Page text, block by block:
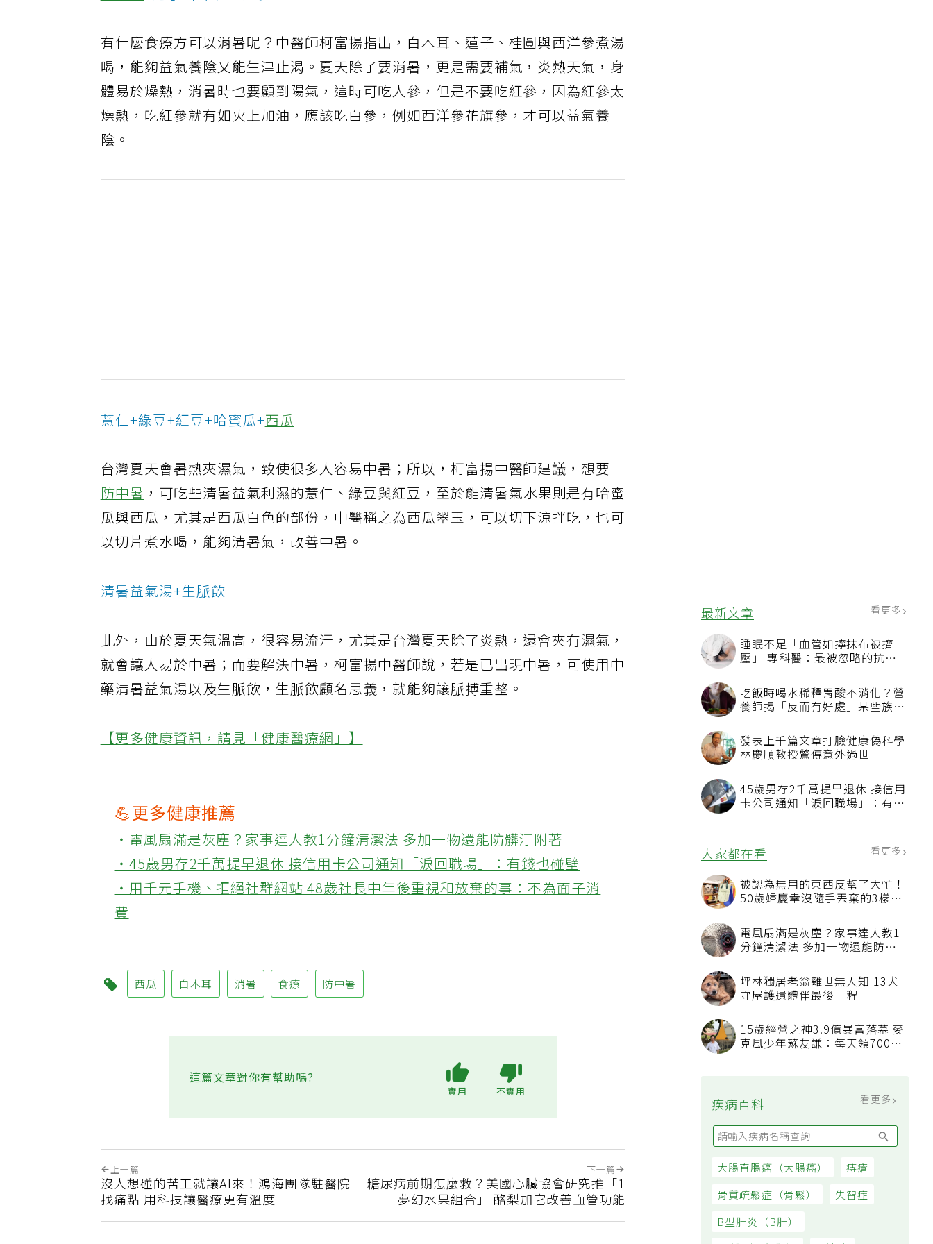
最新文章 看更多
睡眠不足「血管如擰抹布被擠
壓」 專科醫：最被忽略的抗老
吃飯時喝水稀釋胃酸不消化？營
養師揭「反而有好處」某些族群
發表上千篇文章打臉健康偽科學
林慶順教授驚傳意外過世
45歲男存2千萬提早退休 接信用
卡公司通知「淚回職場」：有錢
大家都在看
被認為無用的東西反幫了大忙！
50歲婦慶幸沒隨手丟棄的3樣物
電風扇滿是灰塵？家事達人教1
坪林獨居老翁離世無人知 13犬
守屋護遺體伴最後一程
15歲經營之神3.9億暴富落幕 麥
疾病百科
有什麼食療方可以消暑呢？中醫師柯富揚指出，白木耳、蓮子、桂圓與西洋參煮湯
喝，能夠益氣養陰又能生津止渴。夏天除了要消暑，更是需要補氣，炎熱天氣，身
體易於燥熱，消暑時也要顧到陽氣，這時可吃人參，但是不要吃紅參，因為紅參太
燥熱，吃紅參就有如火上加油，應該吃白參，例如西洋參花旗參，才可以益氣養
陰。
薏仁+綠豆+紅豆+哈蜜瓜+西瓜
台灣夏天會暑熱夾濕氣，致使很多人容易中暑；所以，柯富揚中醫師建議，想要
防中暑 ，可吃些清暑益氣利濕的薏仁、綠豆與紅豆，至於能清暑氣水果則是有哈蜜
瓜與西瓜，尤其是西瓜白色的部份，中醫稱之為西瓜翠玉，可以切下涼拌吃，也可
以切片煮水喝，能夠清暑氣，改善中暑。
清暑益氣湯+生脈飲
此外，由於夏天氣溫高，很容易流汗，尤其是台灣夏天除了炎熱，還會夾有濕氣，
就會讓人易於中暑；而要解決中暑，柯富揚中醫師說，若是已出現中暑，可使用中
藥清暑益氣湯以及生脈飲，生脈飲顧名思義，就能夠讓脈搏重整。
【更多健康資訊，請見「健康醫療網」】
💪更多健康推薦
‧電風扇滿是灰塵？家事達人教1分鐘清潔法 多加一物還能防髒汙附著
‧45歲男存2千萬提早退休 接信用卡公司通知「淚回職場」：有錢也碰壁
‧用千元手機、拒絕社群網站 48歲社長中年後重視和放棄的事：不為面子消
費
西瓜 白木耳 消暑 食療 防中暑
上一篇
沒人想碰的苦工就讓AI來！鴻海團隊駐醫院
找痛點 用科技讓醫療更有溫度
下一篇
糖尿病前期怎麼救？美國心臟協會研究推「1
夢幻水果組合」 酪梨加它改善血管功能